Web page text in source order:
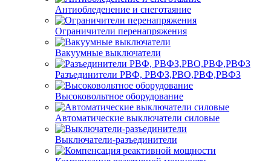
Антиобледенение и снеготаяние
Ограничители перенапряжения
Вакуумные выключатели
Разъединители РВФ, РВФЗ,РВО,РВФ,РВФЗ
Высоковольтное оборудование
Автоматические выключатели cиловые
Выключатели-разъединители